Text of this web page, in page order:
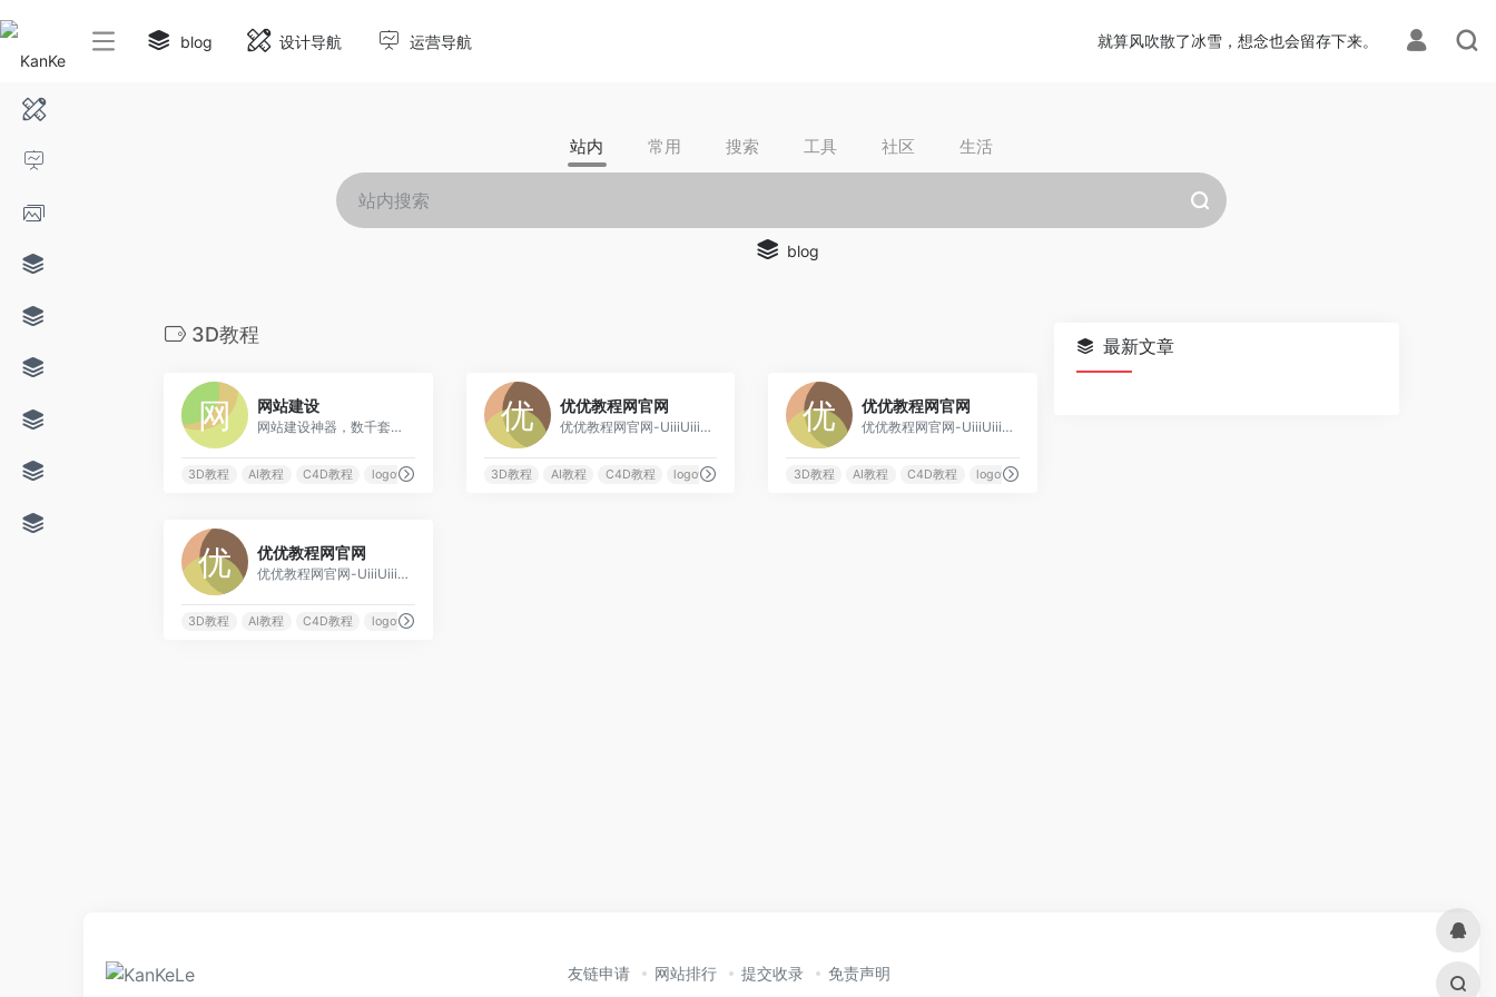
blog 设计导航 运营导航 就算风吹散了冰雪，想念也会留存下来。
站内 常用 搜索 工具 社区 生活
blog
3D教程
网站建设
网站建设神器，数千套网站模板，新一代自助建站、智能建站系统。网站建设、网页设计、小程序开发，五合一营销型网站建设，使用建站之星平台，选择网站模板，即可在线完成网站建设的所有工作，是网站建设公司和网页设计师最得力的建站系统，网站建设就用建站之星！
3D教程 AI教程 C4D教程 logo设计
优优教程网官网
优优教程网官网-UiiiUiii.com，免费设计软件自学平台。为网友及设计人员提供原创平面、UI、网页、C4D、Sketch、动效等免费教程。提供软件下载安装教程。优设网旗下站点。
3D教程 AI教程 C4D教程 logo设计
优优教程网官网
优优教程网官网-UiiiUiii.com，免费设计软件自学平台。为网友及设计人员提供原创平面、UI、网页、C4D、Sketch、动效等免费教程。提供软件下载安装教程。优设网旗下站点。
3D教程 AI教程 C4D教程 logo设计
优优教程网官网
优优教程网官网-UiiiUiii.com，免费设计软件自学平台。为网友及设计人员提供原创平面、UI、网页、C4D、Sketch、动效等免费教程。提供软件下载安装教程。优设网旗下站点。
3D教程 AI教程 C4D教程 logo设计
最新文章
友链申请 网站排行 提交收录 免责声明